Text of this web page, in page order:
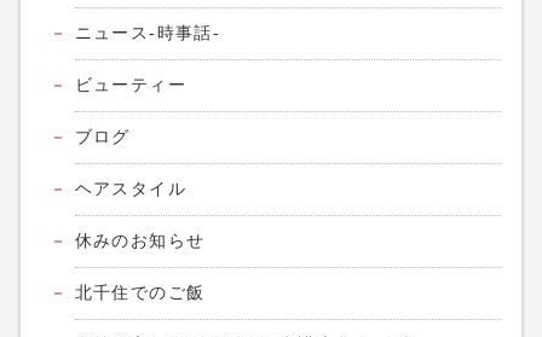
議員を見ると、この人たちの大喜びは何の為だろうと
思ってしまいます。 とにかく、選挙は行きましょう
^_^って事ですね。 ネット予約は上のreservationか
ら、電話予約は03-5284-8672、よろしくお願いしま
す。
ニュース-時事話-
ビューティー
ブログ
ヘアスタイル
休みのお知らせ
北千住でのご飯